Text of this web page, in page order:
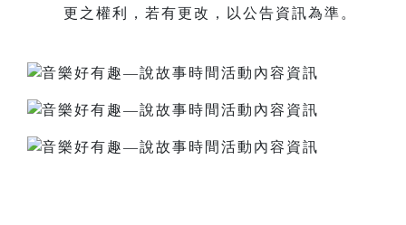
更之權利，若有更改，以公告資訊為準。